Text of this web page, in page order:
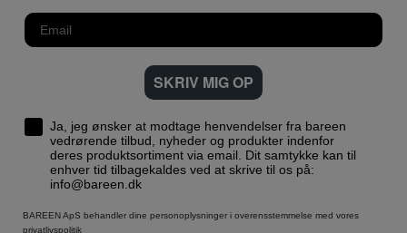
SKRIV MIG OP
Ja, jeg ønsker at modtage henvendelser fra bareen
vedrørende tilbud, nyheder og produkter indenfor
deres produktsortiment via email. Dit samtykke kan til
enhver tid tilbagekaldes ved at skrive til os på:
info@bareen.dk
BAREEN ApS behandler dine personoplysninger i overensstemmelse med vores
privatlivspolitik